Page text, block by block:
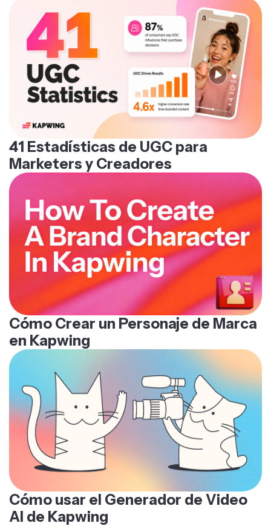
41 Estadísticas de UGC para
Marketers y Creadores
Cómo Crear un Personaje de Marca
en Kapwing
Cómo usar el Generador de Video
AI de Kapwing